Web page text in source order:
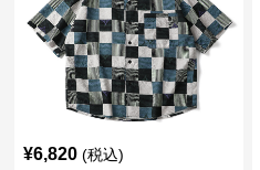
¥6,820 (税込)